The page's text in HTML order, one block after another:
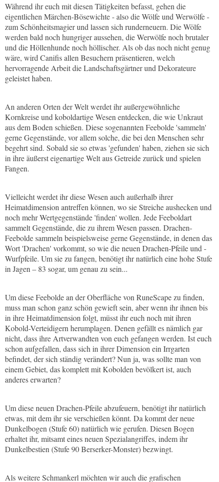
Während ihr euch mit diesen Tätigkeiten befasst, gehen die
eigentlichen Märchen-Bösewichte - also die Wölfe und Werwölfe -
zum Schönheitsmagier und lassen sich runderneuern. Die Wölfe
werden bald noch hungriger aussehen, die Werwölfe noch brutaler
und die Höllenhunde noch höllischer. Als ob das noch nicht genug
wäre, wird Canifis allen Besuchern präsentieren, welch
hervorragende Arbeit die Landschaftsgärtner und Dekorateure
geleistet haben.
An anderen Orten der Welt werdet ihr außergewöhnliche
Kornkreise und koboldartige Wesen entdecken, die wie Unkraut
aus dem Boden schießen. Diese sogenannten Feebolde 'sammeln'
gerne Gegenstände, vor allem solche, die bei den Menschen sehr
begehrt sind. Sobald sie so etwas 'gefunden' haben, ziehen sie sich
in ihre äußerst eigenartige Welt aus Getreide zurück und spielen
Fangen.
Vielleicht werdet ihr diese Wesen auch außerhalb ihrer
Heimatdimension antreffen können, wo sie Streiche aushecken und
noch mehr Wertgegenstände 'finden' wollen. Jede Feeboldart
sammelt Gegenstände, die zu ihrem Wesen passen. Drachen-
Feebolde sammeln beispielsweise gerne Gegenstände, in denen das
Wort 'Drachen' vorkommt, so wie die neuen Drachen-Pfeile und -
Wurfpfeile. Um sie zu fangen, benötigt ihr natürlich eine hohe Stufe
in Jagen – 83 sogar, um genau zu sein...
Um diese Feebolde an der Oberfläche von RuneScape zu finden,
muss man schon ganz schön gewieft sein, aber wenn ihr ihnen bis
in ihre Heimatdimension folgt, müsst ihr euch noch mit ihren
Kobold-Verteidigern herumplagen. Denen gefällt es nämlich gar
nicht, dass ihre Artverwandten von euch gefangen werden. Ist euch
schon aufgefallen, dass sich in ihrer Dimension ein Irrgarten
befindet, der sich ständig verändert? Nun ja, was sollte man von
einem Gebiet, das komplett mit Kobolden bevölkert ist, auch
anderes erwarten?
Um diese neuen Drachen-Pfeile abzufeuern, benötigt ihr natürlich
etwas, mit dem ihr sie verschießen könnt. Da kommt der neue
Dunkelbogen (Stufe 60) natürlich wie gerufen. Diesen Bogen
erhaltet ihr, mitsamt eines neuen Spezialangriffes, indem ihr
Dunkelbestien (Stufe 90 Berserker-Monster) bezwingt.
Als weitere Schmankerl möchten wir auch die grafischen